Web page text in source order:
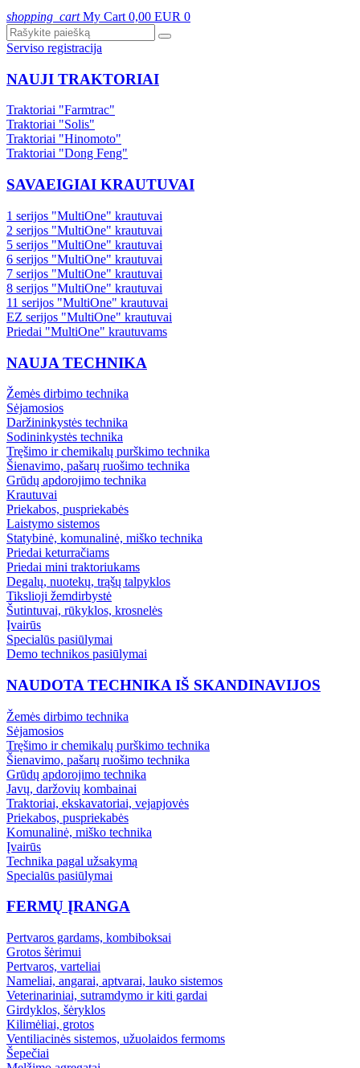
shopping_cart My Cart 0,00 EUR 0
Serviso registracija
NAUJI TRAKTORIAI
Traktoriai "Farmtrac"
Traktoriai "Solis"
Traktoriai "Hinomoto"
Traktoriai "Dong Feng"
SAVAEIGIAI KRAUTUVAI
1 serijos "MultiOne" krautuvai
2 serijos "MultiOne" krautuvai
5 serijos "MultiOne" krautuvai
6 serijos "MultiOne" krautuvai
7 serijos "MultiOne" krautuvai
8 serijos "MultiOne" krautuvai
11 serijos "MultiOne" krautuvai
EZ serijos "MultiOne" krautuvai
Priedai "MultiOne" krautuvams
NAUJA TECHNIKA
Žemės dirbimo technika
Sėjamosios
Daržininkystės technika
Sodininkystės technika
Tręšimo ir chemikalų purškimo technika
Šienavimo, pašarų ruošimo technika
Grūdų apdorojimo technika
Krautuvai
Priekabos, puspriekabės
Laistymo sistemos
Statybinė, komunalinė, miško technika
Priedai keturračiams
Priedai mini traktoriukams
Degalų, nuotekų, trąšų talpyklos
Tikslioji žemdirbystė
Šutintuvai, rūkyklos, krosnelės
Įvairūs
Specialūs pasiūlymai
Demo technikos pasiūlymai
NAUDOTA TECHNIKA IŠ SKANDINAVIJOS
Žemės dirbimo technika
Sėjamosios
Tręšimo ir chemikalų purškimo technika
Šienavimo, pašarų ruošimo technika
Grūdų apdorojimo technika
Javų, daržovių kombainai
Traktoriai, ekskavatoriai, vejapjovės
Priekabos, puspriekabės
Komunalinė, miško technika
Įvairūs
Technika pagal užsakymą
Specialūs pasiūlymai
FERMŲ ĮRANGA
Pertvaros gardams, kombiboksai
Grotos šėrimui
Pertvaros, varteliai
Nameliai, angarai, aptvarai, lauko sistemos
Veterinariniai, sutramdymo ir kiti gardai
Girdyklos, šėryklos
Kilimėliai, grotos
Ventiliacinės sistemos, užuolaidos fermoms
Šepečiai